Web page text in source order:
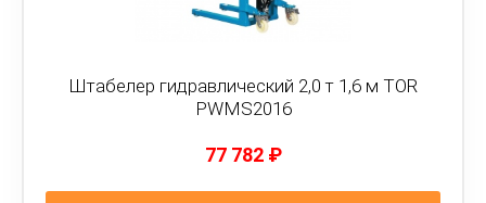
Штабелер гидравлический 2,0 т 1,6 м TOR
PWMS2016
77 782 ₽